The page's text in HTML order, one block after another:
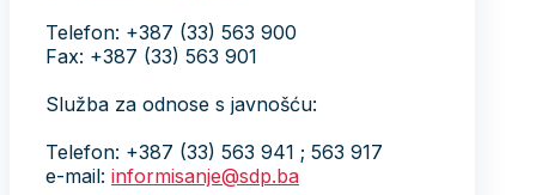
Telefon: +387 (33) 563 900
Fax: +387 (33) 563 901
Služba za odnose s javnošću:
Telefon: +387 (33) 563 941 ; 563 917
e-mail: informisanje@sdp.ba